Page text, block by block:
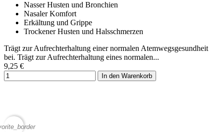
Nasser Husten und Bronchien
Nasaler Komfort
Erkältung und Grippe
Trockener Husten und Halsschmerzen
Trägt zur Aufrechterhaltung einer normalen Atemwegsgesundheit
bei. Trägt zur Aufrechterhaltung eines normalen...
9,25 €
In den Warenkorb